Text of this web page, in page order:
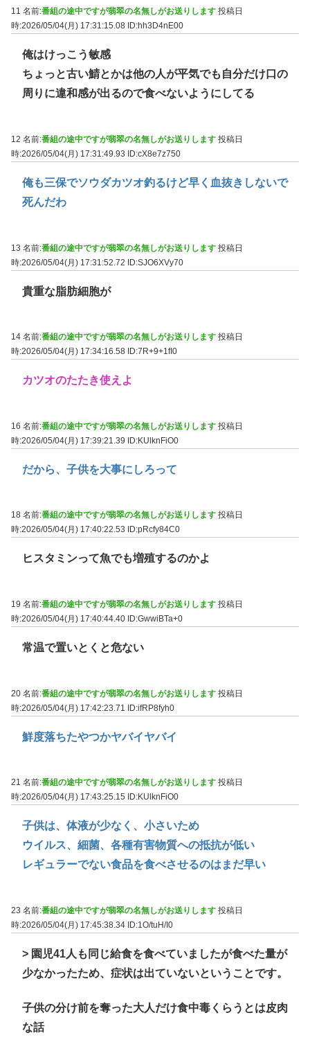
11 名前:番組の途中ですが翡翠の名無しがお送りします 投稿日
時:2026/05/04(月) 17:31:15.08 ID:hh3D4nE00
俺はけっこう敏感
ちょっと古い鯖とかは他の人が平気でも自分だけ口の
周りに違和感が出るので食べないようにしてる
12 名前:番組の途中ですが翡翠の名無しがお送りします 投稿日
時:2026/05/04(月) 17:31:49.93
ID:cX8e7z750
俺も三保でソウダカツオ釣るけど早く血抜きしないで
死んだわ
13 名前:番組の途中ですが翡翠の名無しがお送りします 投稿日
時:2026/05/04(月) 17:31:52.72 ID:SJO6XVy70
貴重な脂肪細胞が
14 名前:番組の途中ですが翡翠の名無しがお送りします 投稿日
時:2026/05/04(月) 17:34:16.58 ID:7R+9+1fI0
カツオのたたき使えよ
16 名前:番組の途中ですが翡翠の名無しがお送りします 投稿日
時:2026/05/04(月) 17:39:21.39 ID:KUlknFiO0
だから、子供を大事にしろって
18 名前:番組の途中ですが翡翠の名無しがお送りします 投稿日
時:2026/05/04(月) 17:40:22.53
ID:pRcfy84C0
ヒスタミンって魚でも増殖するのかよ
19 名前:番組の途中ですが翡翠の名無しがお送りします 投稿日
時:2026/05/04(月) 17:40:44.40 ID:GwwiBTa+0
常温で置いとくと危ない
20 名前:番組の途中ですが翡翠の名無しがお送りします 投稿日
時:2026/05/04(月) 17:42:23.71 ID:ifRP8fyh0
鮮度落ちたやつかヤバイヤバイ
21 名前:番組の途中ですが翡翠の名無しがお送りします 投稿日
時:2026/05/04(月) 17:43:25.15
ID:KUlknFiO0
子供は、体液が少なく、小さいため
ウイルス、細菌、各種有害物質への抵抗が低い
レギュラーでない食品を食べさせるのはまだ早い
23 名前:番組の途中ですが翡翠の名無しがお送りします 投稿日
時:2026/05/04(月) 17:45:38.34 ID:1O/tuH/I0
> 園児41人も同じ給食を食べていましたが食べた量が
少なかったため、症状は出ていないということです。
子供の分け前を奪った大人だけ食中毒くらうとは皮肉
な話